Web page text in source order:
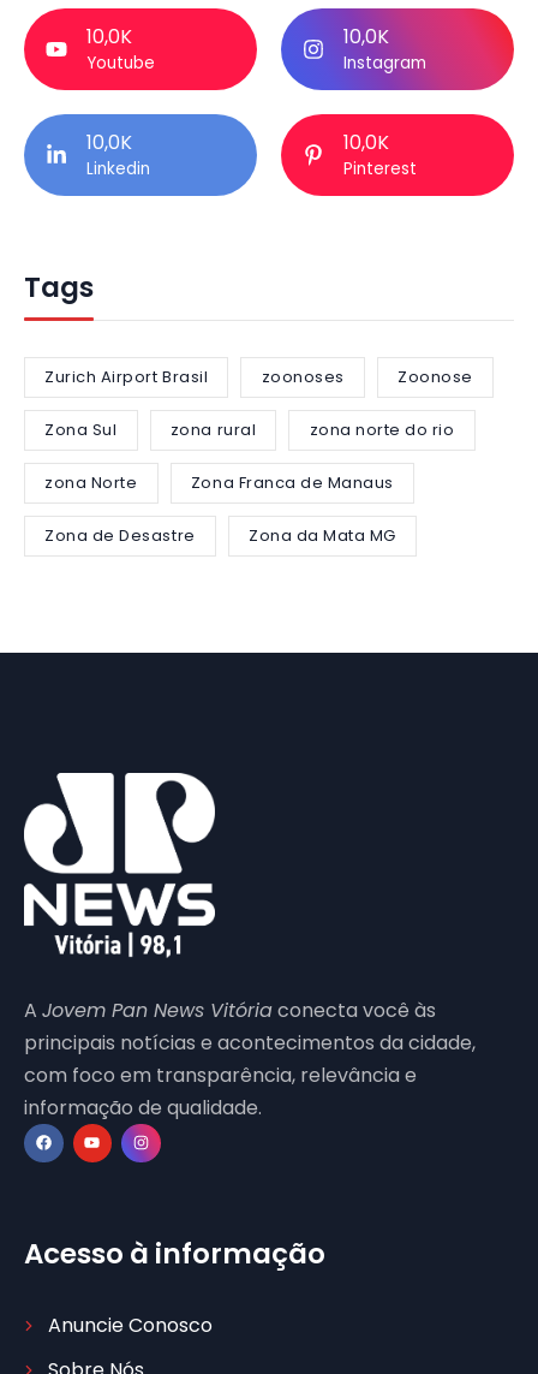
10,0K
Youtube
10,0K
Instagram
10,0K
Linkedin
10,0K
Pinterest
Tags
Zurich Airport Brasil zoonoses Zoonose
Zona Sul zona rural zona norte do rio
zona Norte Zona Franca de Manaus
Zona de Desastre Zona da Mata MG
A Jovem Pan News Vitóriaconecta você às
principais notícias e acontecimentos da cidade,
com foco em transparência, relevância e
informação de qualidade.
Acesso à informação
Anuncie Conosco